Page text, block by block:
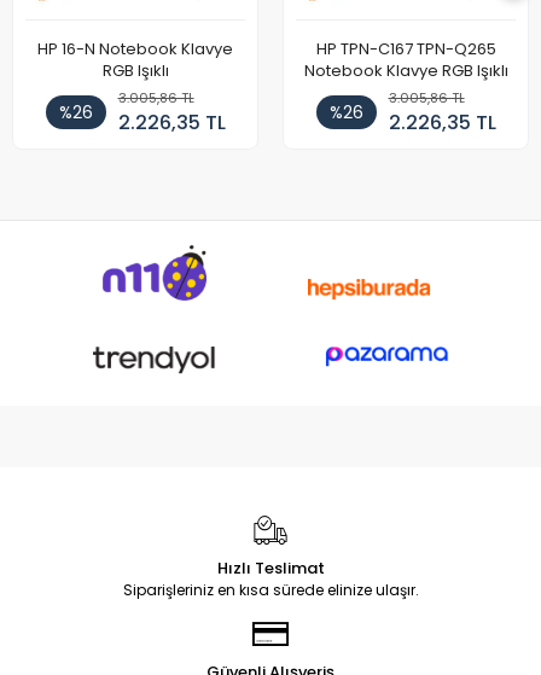
HP 16-N Notebook Klavye
RGB Işıklı
%26
3.005,86 TL
2.226,35 TL
HP TPN-C167 TPN-Q265
Notebook Klavye RGB Işıklı
%26
3.005,86 TL
2.226,35 TL
Hızlı Teslimat
Siparişleriniz en kısa sürede elinize ulaşır.